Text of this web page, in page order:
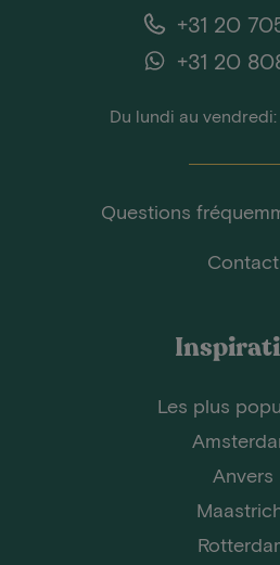
+31 20
+31 20
Du lundi au
Questions
Contact
Les plus
Anvers